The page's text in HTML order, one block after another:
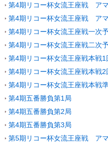
第4期リコー杯女流王座戦 ア
第4期リコー杯女流王座戦 ア
第4期リコー杯女流王座戦一次
第4期リコー杯女流王座戦二次
第4期リコー杯女流王座戦本戦1
第4期リコー杯女流王座戦本戦2
第4期リコー杯女流王座戦本戦
第4期五番勝負第1局
第4期五番勝負第2局
第4期五番勝負第3局
第5期リコー杯女流王座戦 ア